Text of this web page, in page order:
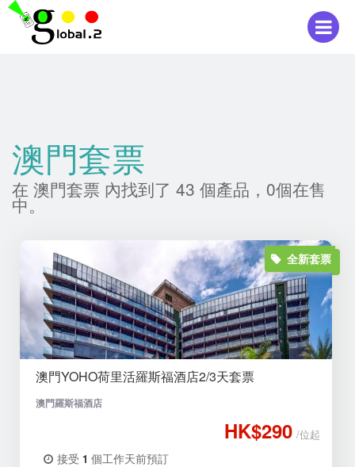
澳門套票
在 澳門套票 內找到了 43 個產品，0個在售
中。
澳門YOHO荷里活羅斯福酒店2/3天套票
澳門羅斯福酒店
全新套票
HK$290 /位起
接受 1 個工作天前預訂